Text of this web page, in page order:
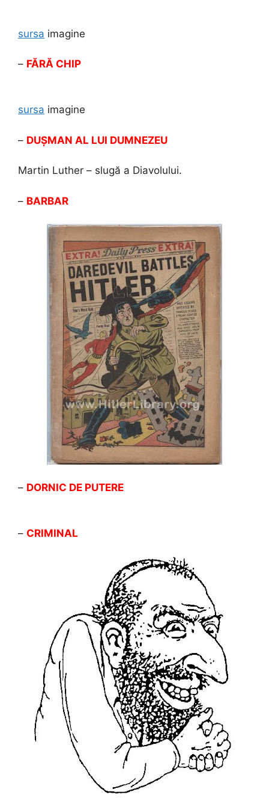
sursa imagine
– FĂRĂ CHIP
sursa imagine
– DUȘMAN AL LUI DUMNEZEU
Martin Luther – slugă a Diavolului.
– BARBAR
– DORNIC DE PUTERE
– CRIMINAL